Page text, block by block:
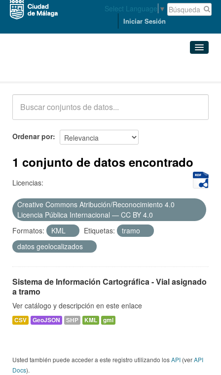
Select Language ▼
Iniciar Sesión
Acerca de
Ordenar por
1 conjunto de datos encontrado
Licencias:
Creative Commons Atribución/Reconocimiento 4.0
Licencia Pública Internacional — CC BY 4.0
Formatos:
KML Etiquetas:
tramo
datos geolocalizados
Sistema de Información Cartográfica - Vial asignado
a tramo
Ver catálogo y descripción en este enlace
CSV GeoJSON SHP KML gml
Usted también puede acceder a este registro utilizando losAPI (verAPI
Docs).